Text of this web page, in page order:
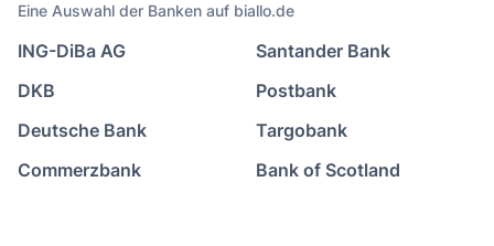
Eine Auswahl der Banken auf biallo.de
ING-DiBa AG
DKB
Deutsche Bank
Commerzbank
Santander Bank
Postbank
Targobank
Bank of Scotland